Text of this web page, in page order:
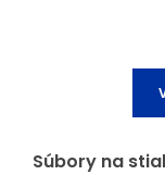
Súbory na